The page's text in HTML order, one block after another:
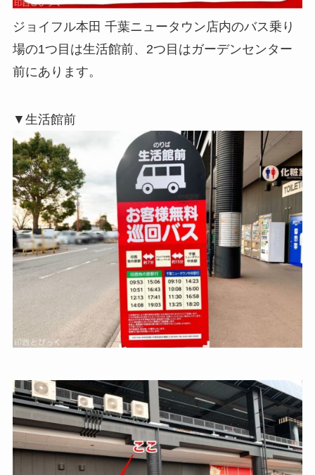
ジョイフル本田 千葉ニュータウン店内のバス乗り
場の1つ目は生活館前、2つ目はガーデンセンター
前にあります。
▼生活館前